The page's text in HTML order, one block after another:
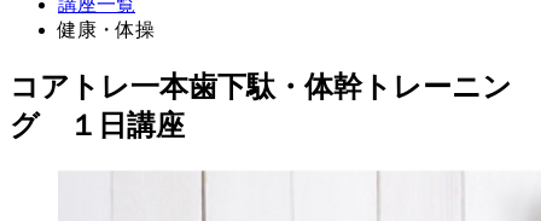
講座一覧
健康・体操
コアトレ一本歯下駄・体幹トレーニン
グ １日講座